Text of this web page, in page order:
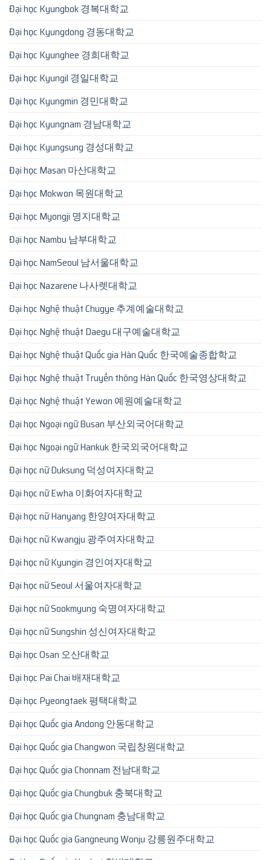
Đại học Kyungbok 경복대학교
Đại học Kyungdong 경동대학교
Đại học Kyunghee 경희대학교
Đại học Kyungil 경일대학교
Đại học Kyungmin 경민대학교
Đại học Kyungnam 경남대학교
Đại học Kyungsung 경성대학교
Đại học Masan 마산대학교
Đại học Mokwon 목원대학교
Đại học Myongji 명지대학교
Đại học Nambu 남부대학교
Đại học NamSeoul 남서울대학교
Đại học Nazarene 나사렛대학교
Đại học Nghệ thuật Chugye 추계예술대학교
Đại học Nghệ thuật Daegu 대구예술대학교
Đại học Nghệ thuật Quốc gia Hàn Quốc 한국예술종합학교
Đại học Nghệ thuật Truyền thông Hàn Quốc 한국영상대학교
Đại học Nghệ thuật Yewon 예원예술대학교
Đại học Ngoại ngữ Busan 부산외국어대학교
Đại học Ngoại ngữ Hankuk 한국외국어대학교
Đại học nữ Duksung 덕성여자대학교
Đại học nữ Ewha 이화여자대학교
Đại học nữ Hanyang 한양여자대학교
Đại học nữ Kwangju 광주여자대학교
Đại học nữ Kyungin 경인여자대학교
Đại học nữ Seoul 서울여자대학교
Đại học nữ Sookmyung 숙명여자대학교
Đại học nữ Sungshin 성신여자대학교
Đại học Osan 오산대학교
Đại học Pai Chai 배재대학교
Đại học Pyeongtaek 평택대학교
Đại học Quốc gia Andong 안동대학교
Đại học Quốc gia Changwon 국립창원대학교
Đại học Quốc gia Chonnam 전남대학교
Đại học Quốc gia Chungbuk 충북대학교
Đại học Quốc gia Chungnam 충남대학교
Đại học Quốc gia Gangneung Wonju 강릉원주대학교